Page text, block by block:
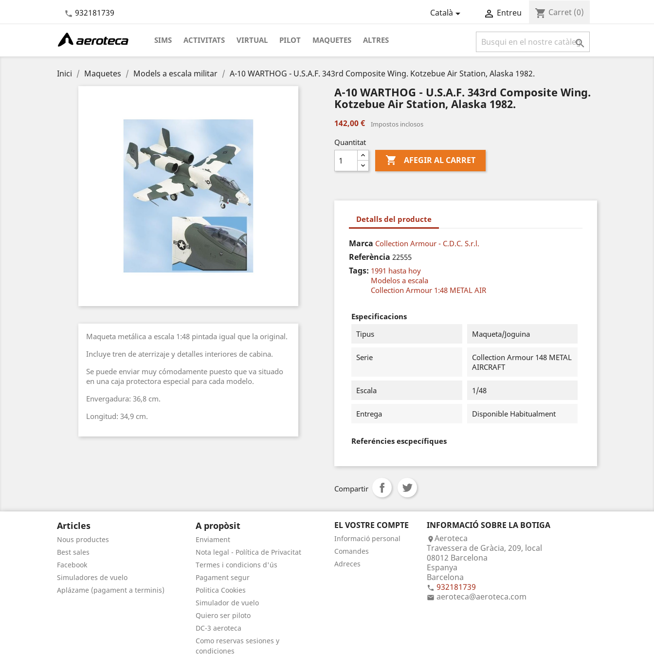
 932181739 Català  Entreu shopping_cart Carret (0)
SIMS ACTIVITATS VIRTUAL PILOT MAQUETES ALTRES 
Inici Maquetes Models a escala militar A-10 WARTHOG - U.S.A.F. 343rd Composite Wing. Kotzebue Air Station, Alaska 1982.
Maqueta metálica a escala 1:48 pintada igual que la original.
Incluye tren de aterrizaje y detalles interiores de cabina.
Se puede enviar muy cómodamente puesto que va situado
en una caja protectora especial para cada modelo.
Envergadura: 36,8 cm.
Longitud: 34,9 cm.
A-10 WARTHOG - U.S.A.F. 343rd Composite Wing.
Kotzebue Air Station, Alaska 1982.
142,00 € Impostos inclosos
Quantitat
 AFEGIR AL CARRET
Detalls del producte
Marca Collection Armour - C.D.C. S.r.l.
Referència 22555
Tags: 1991 hasta hoy
Modelos a escala
Collection Armour 1:48 METAL AIR
Especificacions
Tipus
Maqueta/Joguina
Serie
Collection Armour 148 METAL
AIRCRAFT
Escala 1/48
Entrega Disponible Habitualment
Referéncies escpecífiques
Compartir
Articles
Nous productes
Best sales
Facebook
Simuladores de vuelo
Aplázame (pagament a terminis)
A propòsit
Enviament
Nota legal - Política de Privacitat
Termes i condicions d'ús
Pagament segur
Politica Cookies
Simulador de vuelo
Quiero ser piloto
DC-3 aeroteca
Como reservas sesiones y
condiciones
EL VOSTRE COMPTE
Informació personal
Comandes
Adreces
INFORMACIÓ SOBRE LA BOTIGA
Aeroteca
Travessera de Gràcia, 209, local
08012 Barcelona
Espanya
Barcelona
 932181739
 aeroteca@aeroteca.com